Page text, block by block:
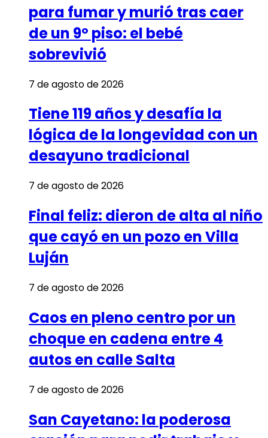
para fumar y murió tras caer
de un 9º piso: el bebé
sobrevivió
7 de agosto de 2026
Tiene 119 años y desafía la
lógica de la longevidad con un
desayuno tradicional
7 de agosto de 2026
Final feliz: dieron de alta al niño
que cayó en un pozo en Villa
Luján
7 de agosto de 2026
Caos en pleno centro por un
choque en cadena entre 4
autos en calle Salta
7 de agosto de 2026
San Cayetano: la poderosa